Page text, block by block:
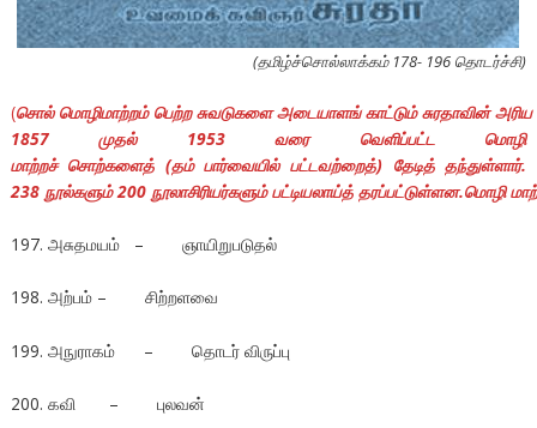
(தமிழ்ச்சொல்லாக்கம் 178- 196 தொடர்ச்சி)
(சொல் மொழிமாற்றம் பெற்ற சுவடுகளை அடையாளங்காட்டும் சுரதாவின்அரிய
1857 முதல் 1953 வரை வெளிப்பட்ட மொழி
மாற்றச் சொற்களைத் (தம் பார்வையில் பட்டவற்றைத்) தேடித் தந்துள்ளார்.
238 நூல்களும் 200 நூலாசிரியர்களும் பட்டியலாய்த் தரப்பட்டுள்ளன.மொழி
197. அசுதமயம் – ஞாயிறுபடுதல்
198. அற்பம் – சிற்றளவை
199. அநுராகம் – தொடர் விருப்பு
200. கவி – புலவன்